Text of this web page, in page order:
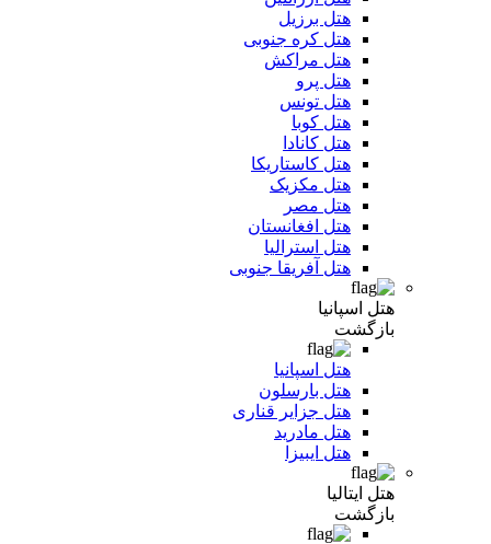
هتل برزیل
هتل کره جنوبی
هتل مراکش
هتل پرو
هتل تونس
هتل کوبا
هتل کانادا
هتل کاستاریکا
هتل مکزیک
هتل مصر
هتل افغانستان
هتل استرالیا
هتل آفریقا جنوبی
هتل اسپانیا
بازگشت
هتل اسپانیا
هتل بارسلون
هتل جزایر قناری
هتل مادرید
هتل ایبیزا
هتل ایتالیا
بازگشت